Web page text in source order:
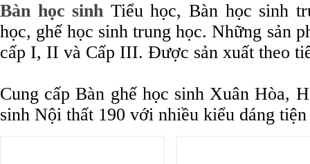
Bàn học sinh Tiểu học, Bàn học sinh
học, ghế học sinh trung học. Những sản
cấp I, II và Cấp III. Được sản xuất theo
Cung cấp Bàn ghế học sinh Xuân Hòa,
sinh Nội thất 190 với nhiều kiểu dáng